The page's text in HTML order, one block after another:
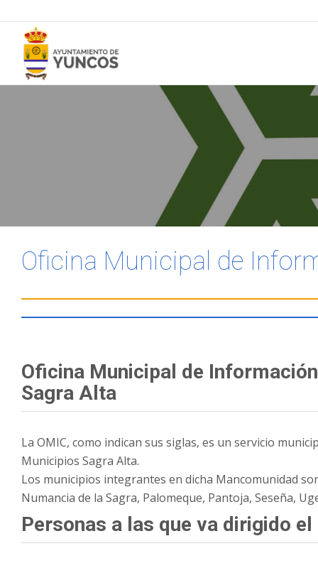
Oficina Municipal de
Oficina Municipal de
Sagra Alta
La OMIC, como indican sus siglas, es un servicio
Municipios Sagra Alta.
Los municipios integrantes en dicha Mancomunidad
Numancia de la Sagra, Palomeque, Pantoja, Seseña,
Personas a las que va dirigido